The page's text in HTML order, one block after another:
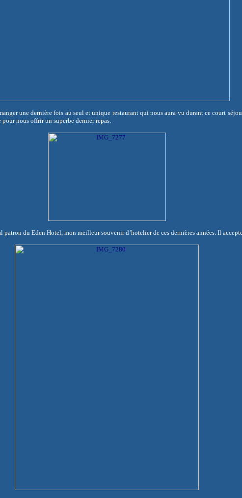
une dernière fois au seul et unique restaurant qui nous aura vu durant ce court
nous offrir un superbe dernier repas.
patron du Eden Hotel, mon meilleur souvenir d’hotelierde ces dernières années. Il